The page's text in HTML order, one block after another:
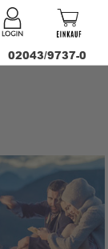
02043/9737-0